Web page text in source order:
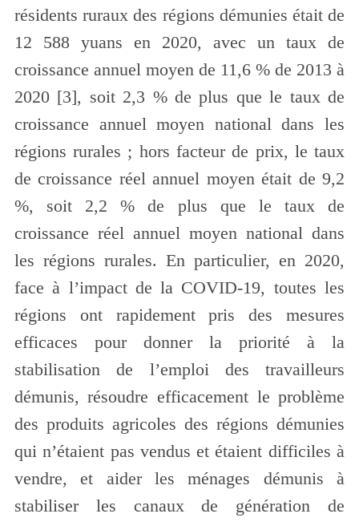
résidents ruraux des régions démunies était de
12 588 yuans en 2020, avec un taux de
croissance annuel moyen de 11,6 % de 2013 à
2020 [3], soit 2,3 % de plus que le taux de
croissance annuel moyen national dans les
régions rurales ; hors facteur de prix, le taux
de croissance réel annuel moyen était de 9,2
%, soit 2,2 % de plus que le taux de
croissance réel annuel moyen national dans
les régions rurales. En particulier, en 2020,
face à l’impact de la COVID-19, toutes les
régions ont rapidement pris des mesures
efficaces pour donner la priorité à la
stabilisation de l’emploi des travailleurs
démunis, résoudre efficacement le problème
des produits agricoles des régions démunies
qui n’étaient pas vendus et étaient difficiles à
vendre, et aider les ménages démunis à
stabiliser les canaux de génération de